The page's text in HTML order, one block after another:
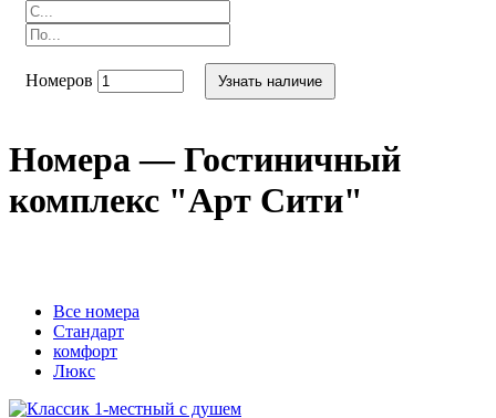
Номеров Узнать наличие
Номера — Гостиничный
комплекс "Арт Сити"
Вcе номера
Стандарт
комфорт
Люкс